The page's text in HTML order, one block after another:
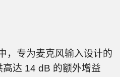
，专为麦克风输入设计的
达 14 dB 的额外增益